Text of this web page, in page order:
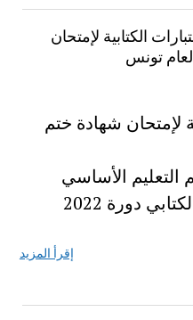
الكتابية لإمتحان
تونس
لإمتحان شهادة ختم
التعليم الأساسي
دورة 2022
إقرأ المزيد